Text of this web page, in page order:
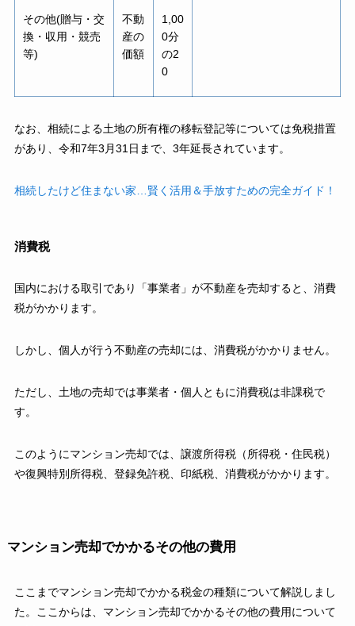
その他(贈与・交
換・収用・競売
等)
不動
産の
価額
1,00
0分
の2
0
なお、相続による土地の所有権の移転登記等については免税措置
があり、令和7年3月31日まで、3年延長されています。
相続したけど住まない家…賢く活用＆手放すための完全ガイド！
消費税
国内における取引であり「事業者」が不動産を売却すると、消費
税がかかります。
しかし、個人が行う不動産の売却には、消費税がかかりません。
ただし、土地の売却では事業者・個人ともに消費税は非課税で
す。
このようにマンション売却では、譲渡所得税（所得税・住民税）
や復興特別所得税、登録免許税、印紙税、消費税がかかります。
マンション売却でかかるその他の費用
ここまでマンション売却でかかる税金の種類について解説しまし
た。ここからは、マンション売却でかかるその他の費用について